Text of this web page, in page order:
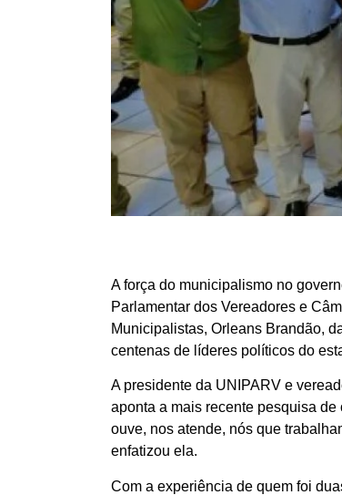
A força do municipalismo no
Parlamentar dos Vereadores e
Municipalistas, Orleans Brandão,
centenas de líderes políticos do
A presidente da UNIPARV e
aponta a mais recente pesquisa
ouve, nos atende, nós que
enfatizou ela.
Com a experiência de quem foi